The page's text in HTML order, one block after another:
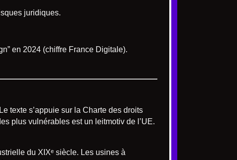
juridiques.
en 2024 (chiffre France Digitale).
texte s’appuie sur la Charte des droits
plus vulnérables est un leitmotiv de l’UE.
du XIXᵉ siècle. Les usines à